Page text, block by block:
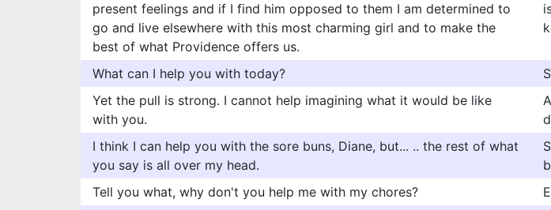
present feelings and if I find him opposed to them I am determined to
go and live elsewhere with this most charming girl and to make the
best of what Providence offers us.
What can I help you with today?
Yet the pull is strong. I cannot help imagining what it would be like
with you.
I think I can help you with the sore buns, Diane, but... .. the rest of what
you say is all over my head.
Tell you what, why don't you help me with my chores?